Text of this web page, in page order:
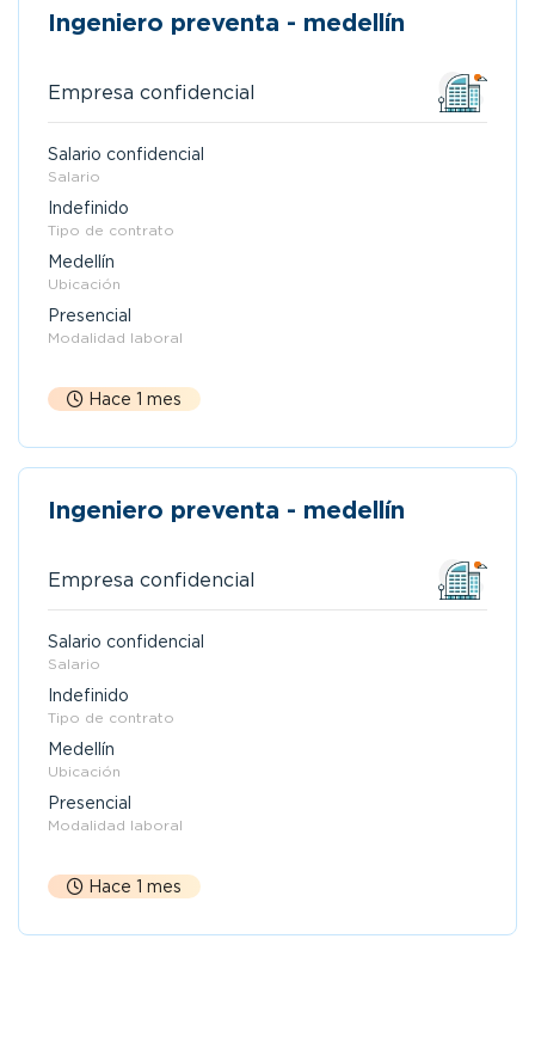
Ingeniero preventa - medellín
Empresa confidencial
Salario confidencial
Salario
Indefinido
Tipo de contrato
Medellín
Ubicación
Presencial
Modalidad laboral
Hace 1 mes
Ingeniero preventa - medellín
Empresa confidencial
Salario confidencial
Salario
Indefinido
Tipo de contrato
Medellín
Ubicación
Presencial
Modalidad laboral
Hace 1 mes